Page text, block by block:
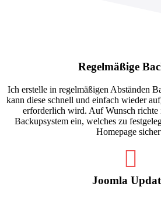
Regelmäßige
Ich erstelle in regelmäßigen Abständen
kann diese schnell und einfach wieder
erforderlich wird. Auf Wunsch richte
Backupsystem ein, welches zu
Homepage
Joomla